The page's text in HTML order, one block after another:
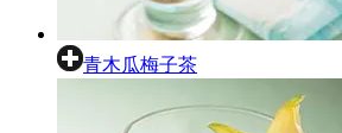
青木瓜梅子茶